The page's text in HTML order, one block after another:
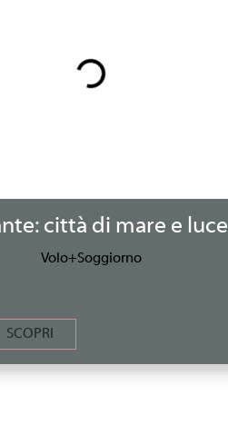
città di mare e luce
Volo+Soggiorno
SCOPRI